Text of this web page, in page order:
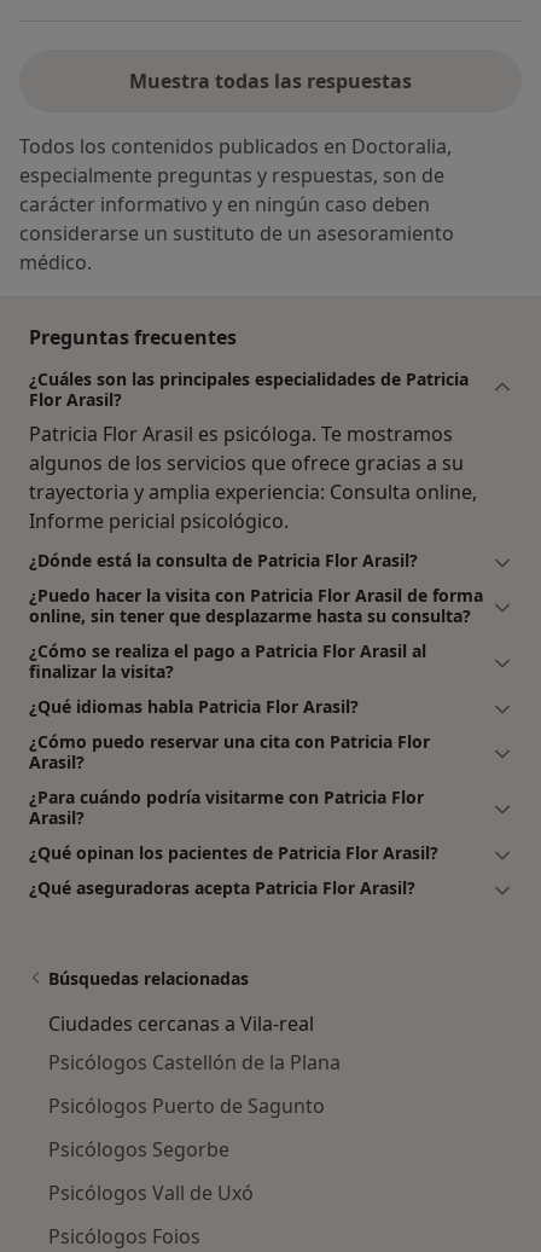
Muestra todas las respuestas
Todos los contenidos publicados en Doctoralia,
especialmente preguntas y respuestas, son de
carácter informativo y en ningún caso deben
considerarse un sustituto de un asesoramiento
médico.
Preguntas frecuentes
¿Cuáles son las principales especialidades de Patricia
Flor Arasil?
Patricia Flor Arasil es psicóloga. Te mostramos
algunos de los servicios que ofrece gracias a su
trayectoria y amplia experiencia: Consulta online,
Informe pericial psicológico.
¿Dónde está la consulta de Patricia Flor Arasil?
¿Puedo hacer la visita con Patricia Flor Arasil de forma
online, sin tener que desplazarme hasta su consulta?
¿Cómo se realiza el pago a Patricia Flor Arasil al
finalizar la visita?
¿Qué idiomas habla Patricia Flor Arasil?
¿Cómo puedo reservar una cita con Patricia Flor
Arasil?
¿Para cuándo podría visitarme con Patricia Flor
Arasil?
¿Qué opinan los pacientes de Patricia Flor Arasil?
¿Qué aseguradoras acepta Patricia Flor Arasil?
Búsquedas relacionadas
Ciudades cercanas a Vila-real
Psicólogos Castellón de la Plana
Psicólogos Puerto de Sagunto
Psicólogos Segorbe
Psicólogos Vall de Uxó
Psicólogos Foios